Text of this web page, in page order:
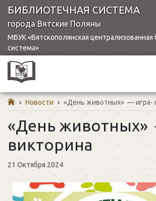
БИБЛИОТЕЧНАЯ СИСТЕМА
города Вятские Поляны
МБУК «Вятскополянская централизованная
система»
› Новости › «День животных» — игра-
«День животных»
викторина
21 Октября 2024